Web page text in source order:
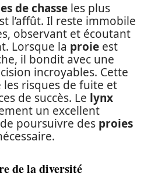
de chasse les plus
l’affût. Il reste immobile
observant et écoutant
Lorsque la proie est
il bondit avec une
incroyables. Cette
risques de fuite et
de succès. Le lynx
un excellent
poursuivre des proies
de la diversité